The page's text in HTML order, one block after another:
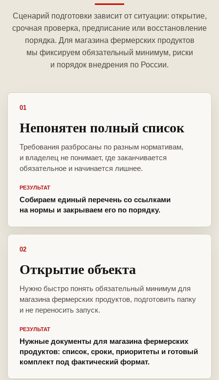
Сценарий подготовки зависит от ситуации: открытие,
срочная проверка, предписание или восстановление
порядка. Для магазина фермерских продуктов
мы фиксируем обязательный минимум, риски
и порядок внедрения по России.
01
Непонятен полный список
Требования разбросаны по разным нормативам,
и владелец не понимает, где заканчивается
обязательное и начинается лишнее.
РЕЗУЛЬТАТ
Собираем единый перечень со ссылками
на нормы и закрываем его по порядку.
02
Открытие объекта
Нужно быстро понять обязательный минимум для
магазина фермерских продуктов, подготовить папку
и не переносить запуск.
РЕЗУЛЬТАТ
Нужные документы для магазина фермерских
продуктов: список, сроки, приоритеты и готовый
комплект под фактический формат.